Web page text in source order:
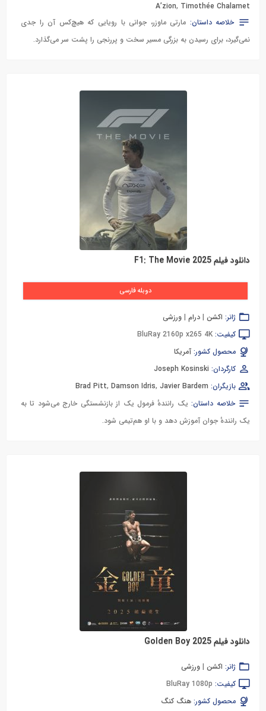
A’zion, Timothée Chalamet
خلاصه داستان: مارتی ماوزر، جوانی با رویایی که هیچ‌کس آن را جدی
نمی‌گیرد، برای رسیدن به بزرگی مسیر سخت و پررنجی را پشت سر می‌گذارد.
دانلود فیلم F1: The Movie 2025
دوبله فارسی
ژانر: اکشن | درام | ورزشی
کیفیت: BluRay 2160p x265 4K
محصول کشور: آمریکا
کارگردان: Joseph Kosinski
بازیگران:
Brad Pitt, Damson Idris, Javier Bardem
خلاصه داستان: یک رانندهٔ فرمول یک از بازنشستگی خارج می‌شود تا به
یک رانندهٔ جوان آموزش دهد و با او هم‌تیمی شود.
دانلود فیلم Golden Boy 2025
ژانر: اکشن | ورزشی
کیفیت: BluRay 1080p
محصول کشور: هنگ کنگ